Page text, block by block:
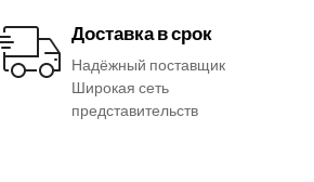
Доставка в срок
Надёжный поставщик
Широкая сеть
представительств